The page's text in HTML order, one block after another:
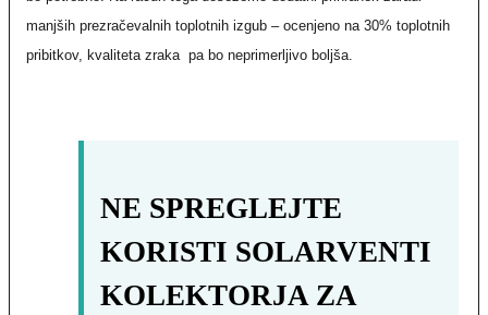
manjših prezračevalnih toplotnih izgub – ocenjeno na 30% toplotnih
pribitkov, kvaliteta zraka pa bo neprimerljivo boljša.
NE SPREGLEJTE
KORISTI SOLARVENTI
KOLEKTORJA ZA